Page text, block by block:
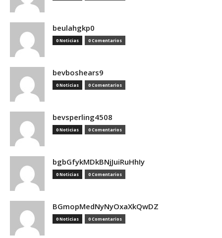
beulahgkp0
0 Noticias 0 Comentarios
bevboshears9
0 Noticias 0 Comentarios
bevsperling4508
0 Noticias 0 Comentarios
bgbGfykMDkBNjJuiRuHhIy
0 Noticias 0 Comentarios
BGmopMedNyNyOxaXkQwDZ
0 Noticias 0 Comentarios